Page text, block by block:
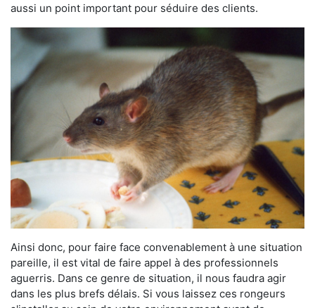
aussi un point important pour séduire des clients.
Ainsi donc, pour faire face convenablement à une situation
pareille, il est vital de faire appel à des professionnels
aguerris. Dans ce genre de situation, il nous faudra agir
dans les plus brefs délais. Si vous laissez ces rongeurs